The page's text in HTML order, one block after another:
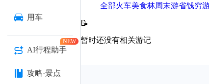
用车
AI行程助手
NEW
攻略·景点
全部火车美食林周末游省钱穷
📝
暂时还没有相关游记